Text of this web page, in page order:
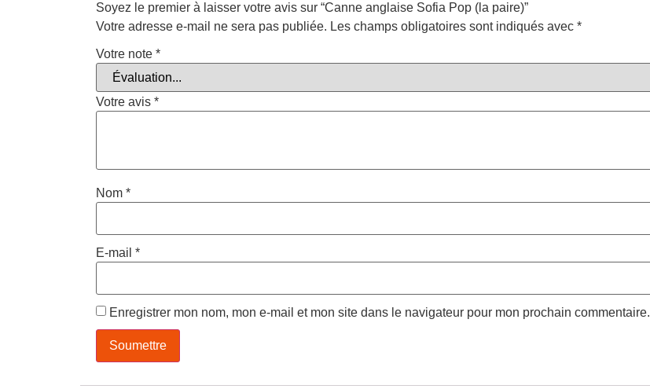
Soyez le premier à laisser votre avis sur “Canne anglaise Sofia Pop (la paire)”
Votre adresse e-mail ne sera pas publiée. Les champs obligatoires sont indiqués avec *
Votre note *
Votre avis *
Nom *
E-mail *
Enregistrer mon nom, mon e-mail et mon site dans le navigateur pour mon prochain commentaire.